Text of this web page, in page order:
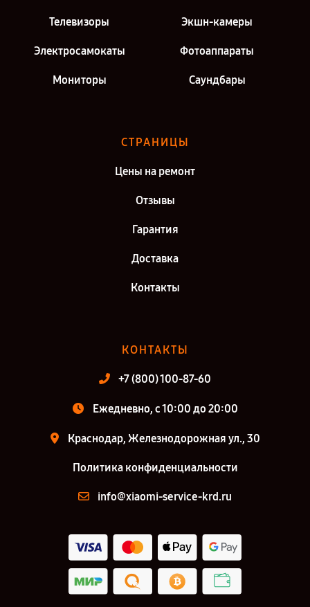
Телевизоры Экшн-камеры
Электросамокаты Фотоаппараты
Мониторы Саундбары
СТРАНИЦЫ
Цены на ремонт
Отзывы
Гарантия
Доставка
Контакты
КОНТАКТЫ
+7 (800) 100-87-60
Ежедневно, с 10:00 до 20:00
Краснодар, Железнодорожная ул., 30
Политика конфиденциальности
info@xiaomi-service-krd.ru